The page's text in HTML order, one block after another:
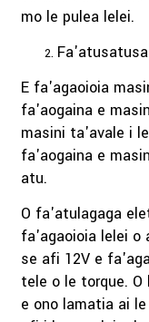
mo le pulea lelei.
E fa'agaoioia
fa'aogaina e
masini ta'avale i
fa'aogaina e
atu.
O fa'atulagaga
fa'agaoioia lelei o
se afi 12V e
tele o le torque.
e ono lamatia ai